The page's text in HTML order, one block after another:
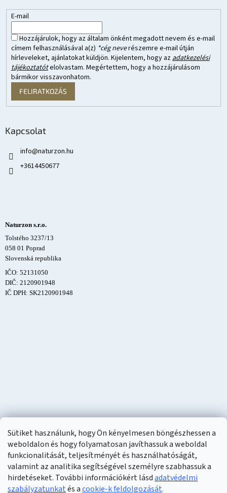
Sütiket használunk, hogy Ön kényelmesen böngészhessen a
weboldalon és hogy folyamatosan javíthassuk a weboldal
funkcionalitását, teljesítményét és használhatóságát,
valamint az analitika segítségével személyre szabhassuk a
hirdetéseket. További információkért lásdadatvédelmi
szabályzatunkatés acookie-k feldolgozását.
E-mail
Hozzájárulok, hogy az általam önként megadott nevem és e-mail
címem felhasználásával a(z) *cég neverészemre e-mail útján
hírleveleket, ajánlatokat küldjön. Kijelentem, hogy azadatkezelési
tájékoztatótelolvastam. Megértettem, hogy a hozzájárulásom
bármikor visszavonhatom.
FELIRATKOZÁS
Kapcsolat
info@naturzon.hu
+3614450677
Naturzon s.r.o.
Tolstého 3237/13
058 01 Poprad
Slovenská republika
IČO: 52131050
DIČ: 2120901948
IČ DPH: SK2120901948